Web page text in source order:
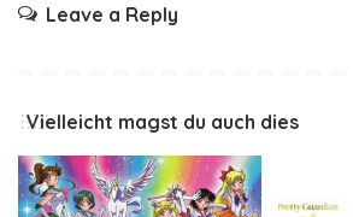
Leave a Reply
Vielleicht magst du auch dies